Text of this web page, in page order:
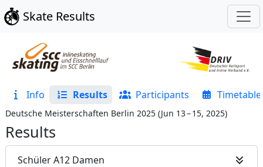
Skate Results
Info Results Participants Timetable
Deutsche Meisterschaften Berlin 2025 (Jun 13 – 15, 2025)
Results
Schüler A12 Damen